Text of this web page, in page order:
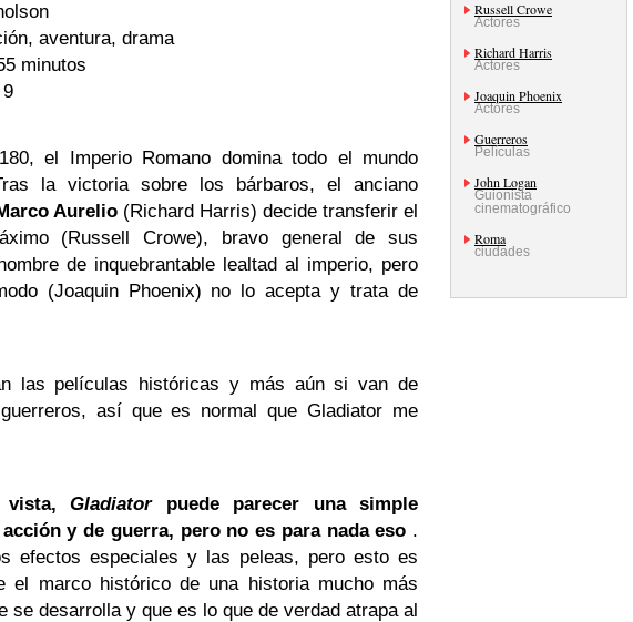
aventura, drama
minutos
el Imperio Romano domina todo el mundo
la victoria sobre los bárbaros, el anciano
Aurelio (Richard Harris) decide transferir el
(Russell Crowe), bravo general de sus
de inquebrantable lealtad al imperio, pero
(Joaquin Phoenix) no lo acepta y trata de
las películas históricas y más aún si van de
así que es normal que Gladiator me
vista,Gladiator puede parecer una simple
y de guerra, pero no es para nada eso .
efectos especiales y las peleas, pero esto es
el marco histórico de una historia mucho más
se desarrolla y que es lo que de verdad atrapa al
Russell Crowe
Actores
Richard Harris
Actores
Joaquin Phoenix
Actores
Guerreros
Películas
John Logan
Guionista
cinematográfico
Roma
ciudades